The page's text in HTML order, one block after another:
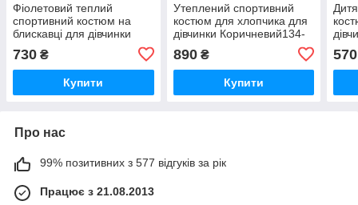
Фіолетовий теплий
спортивний костюм на
блискавці для дівчинки
730 ₴
Купити
Утеплений спортивний
костюм для хлопчика для
дівчинки Коричневий134-
158р. Спортивний костюм
на флісі Костюм на
блискавці
890₴
Купити
570
Про нас
99% позитивних з 577 відгуків за рік
Працює з 21.08.2013